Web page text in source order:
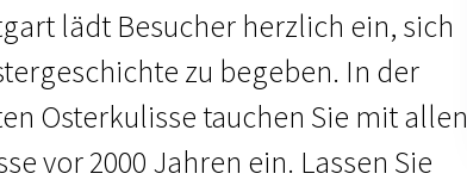
lädt Besucher herzlich ein, sich
zu begeben. In der
Osterkulisse tauchen Sie mit allen
vor 2000 Jahren ein. Lassen Sie